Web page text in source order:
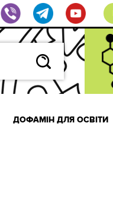
ДОФАМІН ДЛЯ ОСВІТИ